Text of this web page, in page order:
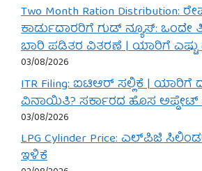
Two Month Ration Distribution:
ಕಾರ್ಡುದಾರರಿಗೆ ಗುಡ್ ನ್ಯೂಸ್: ಒಂದೇ
ಬಾರಿ ಪಡಿತರ ವಿತರಣೆ | ಯಾರಿಗೆ ಎಷ್ಟು
03/08/2026
ITR Filing: ಐಟಿಆರ್ ಸಲ್ಲಿಕೆ |
ವಿನಾಯಿತಿ? ಸರ್ಕಾರದ ಹೊಸ ಅಪ್ಡೇಟ್
03/08/2026
LPG Cylinder Price: ಎಲ್‌ಪಿಜಿ
ಇಳಿಕೆ